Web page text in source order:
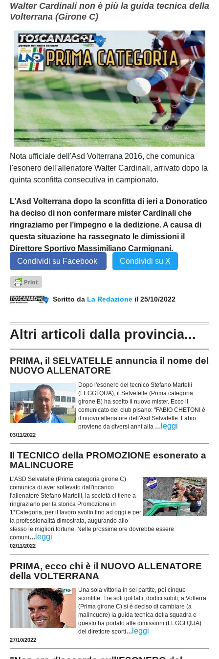
Walter Cardinali non è più la guida tecnica della
Volterrana (Girone C)
Nota ufficiale dell'Asd Volterrana 2016, che comunica
l'esonero dell'allenatore Walter Cardinali, arrivato dopo la
quinta sconfitta consecutiva in campionato.
L’Asd Volterrana dopo la sconfitta di ieri a Donoratico
ha deciso di non confermare mister Cardinali che
ringraziamo per l’impegno e la dedizione. A causa di
questa situazione ha rassegnato le dimissioni il
Direttore Sportivo Massimiliano Carmignani.
Condividi su Facebook
Condividi su X
Scritto da La Redazione il 25/10/2022
Altri articoli dalla provincia...
PRIMA, il SELVATELLE annuncia il nome del
NUOVO ALLENATORE
Dopo l'esonero del tecnico Stefano Martelli
(LEGGI QUA), il Selvetelle (Prima categoria
girone B) ha scelto il nuovo mister. Ecco il
comunicato del club pisano: "FABIO CHETONI è
il nuovo allenatore dell'Asd Selvatelle. Fabio
proviene da diversi anni alla ... leggi
03/11/2022
Il TECNICO della PROMOZIONE esonerato a
MALINCUORE
L'ASD Selvatelle (Prima categoria girone C)
comunica di aver sollevato dall'incarico
l'allenatore Stefano Martelli, la società ci tiene a
ringraziarlo per la storica Promozione in
1*Categoria, per il lavoro svolto fino ad oggi e per
la professionalità dimostrata, augurando allo
stesso le migliori fortune. Nelle prossime ore dovrebbe essere
comuni... leggi
02/11/2022
PRIMA, ecco chi è il NUOVO ALLENATORE
della VOLTERRANA
Una sola vittoria in sei partite, poi cinque
sconfitte. Tre soli gol fatti, dodici subiti, a Volterra
(Prima girone C) si è deciso di cambiare (a
malincuore) la guida tecnica della squadra e
questo ha portato alle dimissioni (LEGGI QUA)
del direttore sporti... leggi
27/10/2022